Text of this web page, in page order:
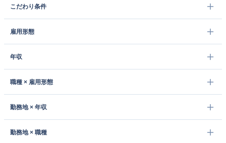
こだわり条件
雇用形態
年収
職種 × 雇用形態
勤務地 × 年収
勤務地 × 職種